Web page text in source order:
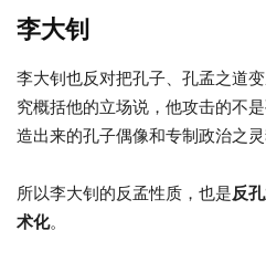
李大钊
李大钊也反对把孔子、孔孟之道
究概括他的立场说，他攻击的不
造出来的孔子偶像和专制政治之灵
所以李大钊的反孟性质，也是反
术化。